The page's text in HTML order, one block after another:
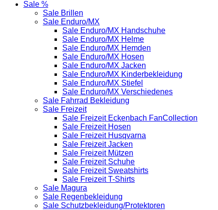
Sale %
Sale Brillen
Sale Enduro/MX
Sale Enduro/MX Handschuhe
Sale Enduro/MX Helme
Sale Enduro/MX Hemden
Sale Enduro/MX Hosen
Sale Enduro/MX Jacken
Sale Enduro/MX Kinderbekleidung
Sale Enduro/MX Stiefel
Sale Enduro/MX Verschiedenes
Sale Fahrrad Bekleidung
Sale Freizeit
Sale Freizeit Eckenbach FanCollection
Sale Freizeit Hosen
Sale Freizeit Husqvarna
Sale Freizeit Jacken
Sale Freizeit Mützen
Sale Freizeit Schuhe
Sale Freizeit Sweatshirts
Sale Freizeit T-Shirts
Sale Magura
Sale Regenbekleidung
Sale Schutzbekleidung/Protektoren